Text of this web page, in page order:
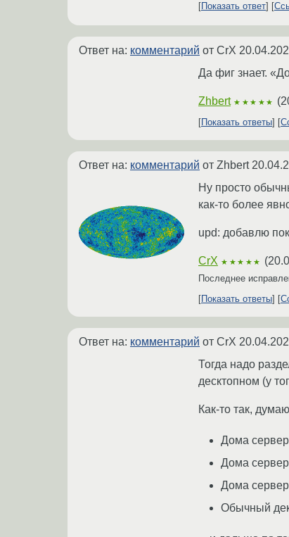
Показать ответ
Ответ на: комментарий от CrX
Да фиг знает.
Zhbert ★★★★★ (
Показать ответы
Ответ на: комментарий от Zhbert
Ну просто
как-то более
upd: добавлю
CrX ★★★★★ (
Последнее
Показать ответы
Ответ на: комментарий от CrX
Тогда надо
десктопном (у
Как-то так,
Дома
Дома сервер
Дома
Обычный